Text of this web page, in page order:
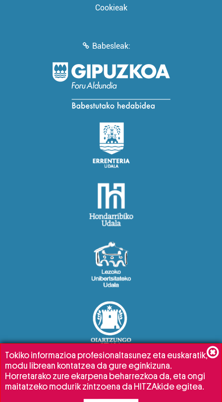
Cookieak
Babesleak:
Tokiko informazioa profesionaltasunez eta euskaratik,
modu librean kontatzea da gure eginkizuna.
Horretarako zure ekarpena beharrezkoa da, eta ongi
maitatzeko modurik zintzoena da HITZAkide egitea.